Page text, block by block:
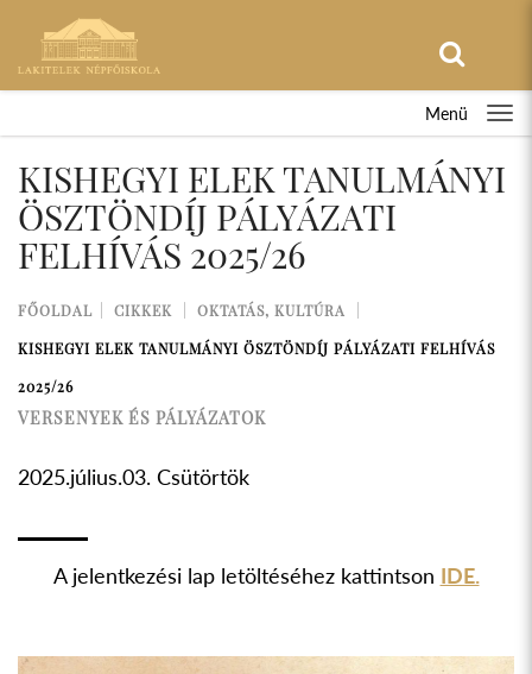
Menü
KISHEGYI ELEK TANULMÁNYI
ÖSZTÖNDÍJ PÁLYÁZATI
FELHÍVÁS 2025/26
FŐOLDAL CIKKEK
OKTATÁS, KULTÚRA
KISHEGYI ELEK TANULMÁNYI ÖSZTÖNDÍJ PÁLYÁZATI FELHÍVÁS
2025/26
VERSENYEK ÉS PÁLYÁZATOK
2025.július.03. Csütörtök
A jelentkezési lap letöltéséhez kattintson IDE.